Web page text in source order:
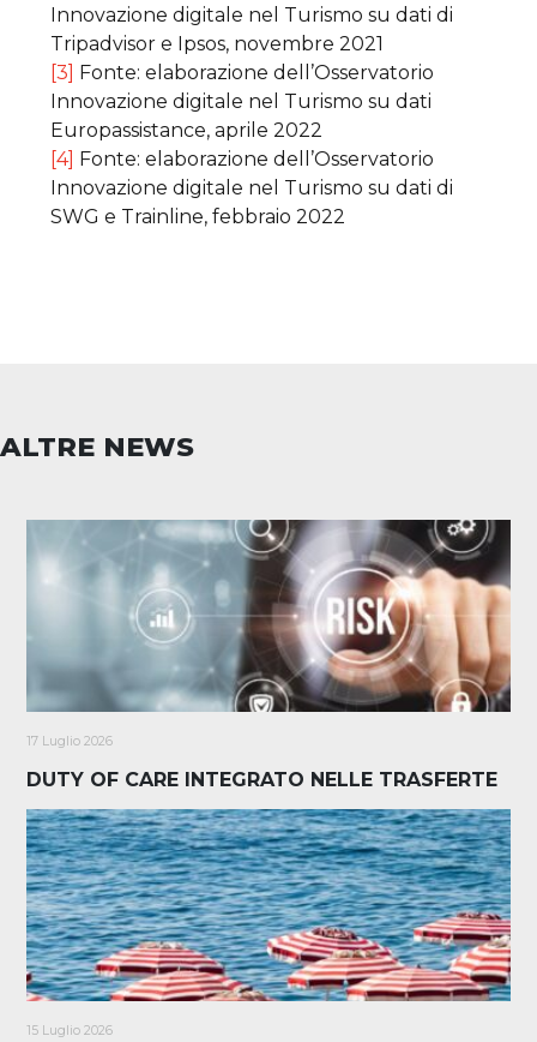
Innovazione digitale nel Turismo su dati di
Tripadvisor e Ipsos, novembre 2021
[3] Fonte: elaborazione dell’Osservatorio
Innovazione digitale nel Turismo su dati
Europassistance, aprile 2022
[4] Fonte: elaborazione dell’Osservatorio
Innovazione digitale nel Turismo su dati di
SWG e Trainline, febbraio 2022
ALTRE NEWS
17 Luglio 2026
DUTY OF CARE INTEGRATO NELLE TRASFERTE
15 Luglio 2026